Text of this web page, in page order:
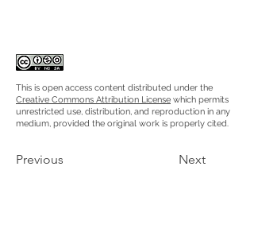
This is open access content distributed under the
Creative Commons Attribution License which permits
unrestricted use, distribution, and reproduction in any
medium, provided the original work is properly cited.
Previous Next